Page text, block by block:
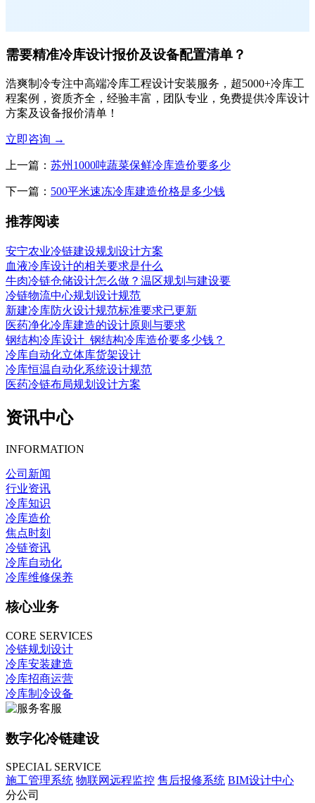
需要精准冷库设计报价及设备配置清单？
浩爽制冷专注中高端冷库工程设计安装服务，超5000+冷库工
程案例，资质齐全，经验丰富，团队专业，免费提供冷库设计
方案及设备报价清单！
立即咨询 →
上一篇： 苏州1000吨蔬菜保鲜冷库造价要多少
下一篇： 500平米速冻冷库建造价格是多少钱
推荐阅读
安宁农业冷链建设规划设计方案
血液冷库设计的相关要求是什么
牛肉冷链仓储设计怎么做？温区规划与建设要
冷链物流中心规划设计规范
新建冷库防火设计规范标准要求已更新
医药净化冷库建造的设计原则与要求
钢结构冷库设计_钢结构冷库造价要多少钱？
冷库自动化立体库货架设计
冷库恒温自动化系统设计规范
医药冷链布局规划设计方案
资讯中心
INFORMATION
公司新闻
行业资讯
冷库知识
冷库造价
焦点时刻
冷链资讯
冷库自动化
冷库维修保养
核心业务
CORE SERVICES
冷链规划设计
冷库安装建造
冷库招商运营
冷库制冷设备
数字化冷链建设
SPECIAL SERVICE
施工管理系统 物联网远程监控 售后报修系统 BIM设计中心
分公司